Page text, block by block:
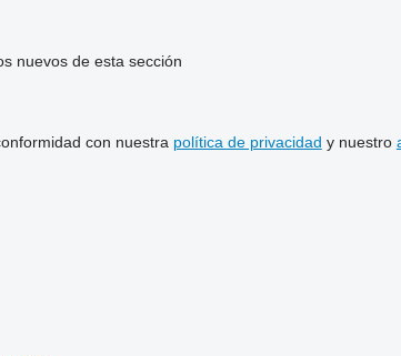
nuevos de esta sección
con nuestra política de privacidad y nuestro